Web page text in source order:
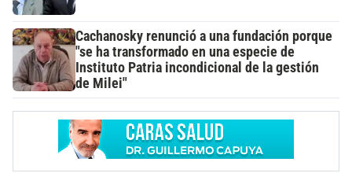
Cachanosky renunció a una fundación porque
"se ha transformado en una especie de
Instituto Patria incondicional de la gestión
de Milei"